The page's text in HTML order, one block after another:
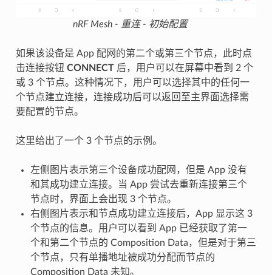
nRF Mesh - 重连 - 初始配置
如果该设备是 App 配网的第二个或第三个节点，此时点
击连接按钮 CONNECT后，用户可以在屏幕中看到 2 个
或 3 个节点。这种情况下，用户可以选择其中的任何一
个节点建立连接，连接成功后可以返回至主界面选择需
要配置的节点。
这里给出了一个 3 个节点的示例。
左侧图片表示第三个设备成功配网，但是 App 没有
和其成功建立连接。当 App 尝试去重新连接第三个
节点时，界面上会出现 3 个节点。
右侧图片表示和节点成功建立连接后，App 显示这 3
个节点的信息。用户可以看到 App 已经获取了第一
个和第二个节点的 Composition Data，但是对于第三
个节点，只有单播地址被成功分配而节点的
Composition Data 未知。